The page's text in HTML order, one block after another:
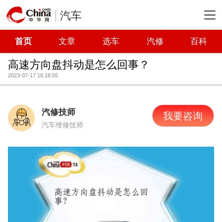
汽车
首页 文章 选车 汽修 百科
高速方向盘抖动是怎么回事？
2023-07-17 16:18:55
汽修技师
汽车维修技师
我要咨询